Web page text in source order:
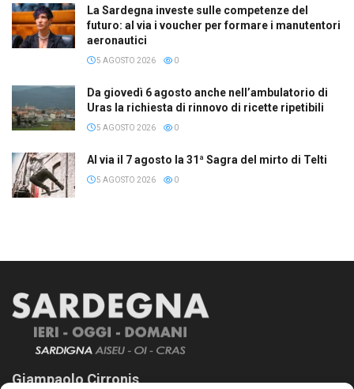
La Sardegna investe sulle competenze del
futuro: al via i voucher per formare i manutentori
aeronautici
5 AGOSTO 2026 0
Da giovedì 6 agosto anche nell’ambulatorio di
Uras la richiesta di rinnovo di ricette ripetibili
5 AGOSTO 2026 0
Al via il 7 agosto la 31ª Sagra del mirto di Telti
5 AGOSTO 2026 0
Giampaolo Cirronis